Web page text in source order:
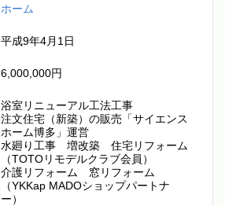
ホーム
平成9年4月1日
6,000,000円
浴室リニューアル工法工事
注文住宅（新築）の販売「サイエンス
ホーム博多」運営
水廻り工事 増改築 住宅リフォーム
（TOTOリモデルクラブ会員）
介護リフォーム 窓リフォーム
（YKKap MADOショップパートナ
ー）